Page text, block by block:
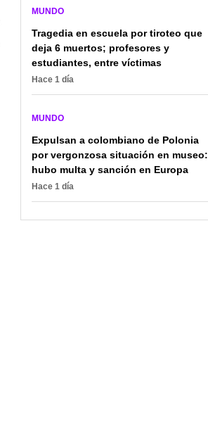
MUNDO
Tragedia en escuela por tiroteo que
deja 6 muertos; profesores y
estudiantes, entre víctimas
Hace 1 día
MUNDO
Expulsan a colombiano de Polonia
por vergonzosa situación en museo:
hubo multa y sanción en Europa
Hace 1 día